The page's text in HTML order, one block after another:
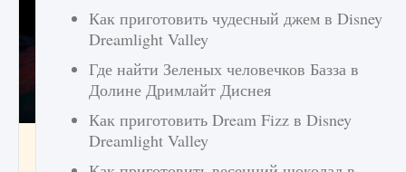
Как создавать предметы в Creatures of Ava
9 августа 2024 1 266 0 0
Как приготовить чудесный джем в Disney
Dreamlight Valley
Где найти Зеленых человечков Базза в
Долине Дримлайт Диснея
Как приготовить Dream Fizz в Disney
Dreamlight Valley